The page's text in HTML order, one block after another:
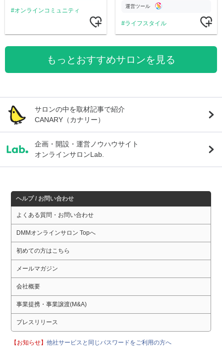
オンラインコミュニティ
運営ツール
ライフスタイル
もっとおすすめサロンを見る
サロンの中を取材記事で紹介
CANARY（カナリー）
企画・開設・運営ノウハウサイト
オンラインサロンLab.
ヘルプ / お問い合わせ
よくある質問・お問い合わせ
DMMオンラインサロン Topへ
初めての方はこちら
メールマガジン
会社概要
事業提携・事業譲渡(M&A)
プレスリリース
【お知らせ】他社サービスと同じパスワードをご利用の方へ